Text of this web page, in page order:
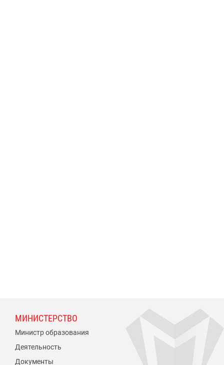
МИНИСТЕРСТВО
Министр образования
Деятельность
Документы